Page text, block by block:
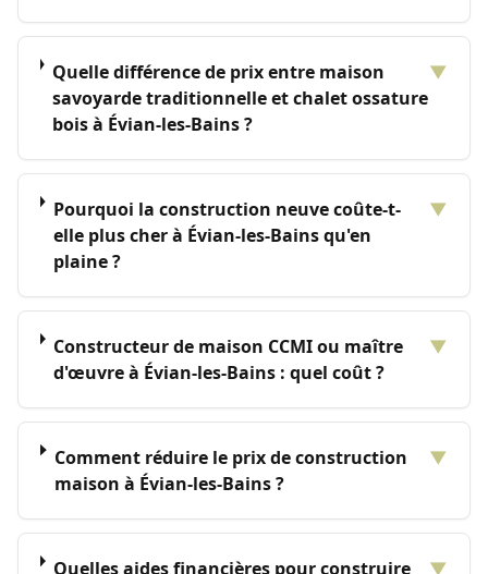
Quelle différence de prix entre maison
savoyarde traditionnelle et chalet ossature
bois à Évian-les-Bains ?
▼
Pourquoi la construction neuve coûte-t-
elle plus cher à Évian-les-Bains qu'en
plaine ?
▼
Constructeur de maison CCMI ou maître
d'œuvre à Évian-les-Bains : quel coût ?
▼
Comment réduire le prix de construction
maison à Évian-les-Bains ?
▼
Quelles aides financières pour construire
▼